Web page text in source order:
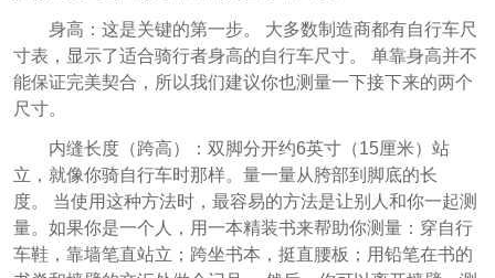
身高：这是关键的第一步。 大多数制造商都有自行车尺
寸表，显示了适合骑行者身高的自行车尺寸。 单靠身高并不
能保证完美契合，所以我们建议你也测量一下接下来的两个
尺寸。
内缝长度（跨高）：双脚分开约6英寸（15厘米）站
立，就像你骑自行车时那样。量一量从胯部到脚底的长
度。 当使用这种方法时，最容易的方法是让别人和你一起测
量。 如果你是一个人，用一本精装书来帮助你测量：穿自行
车鞋，靠墙笔直站立；跨坐书本，挺直腰板；用铅笔在书的